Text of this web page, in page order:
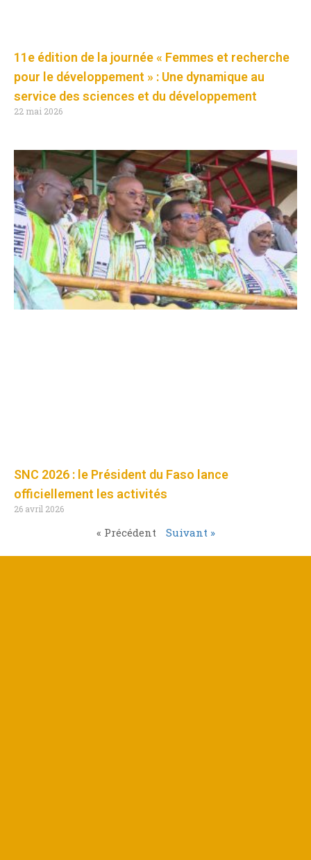
11e édition de la journée « Femmes et recherche
pour le développement » : Une dynamique au
service des sciences et du développement
22 mai 2026
SNC 2026 : le Président du Faso lance
officiellement les activités
26 avril 2026
« Précédent Suivant »